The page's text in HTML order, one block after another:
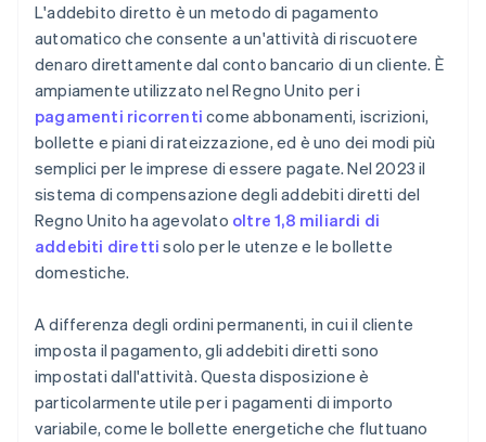
Affitto di immobili
Servizi per salute e benessere
Organizzazioni benefiche e non profit
Servizi finanziari
Compagnie assicurative
Rivenditori che offrono piani di rateizzazione
Servizi B2B
Investi in un fornitore di servizi di pagamento
affidabile
Garantisci la conformità alle regole Bacs
Proteggi i dati dei clienti
Predisponi una procedura per rimborsi e
contestazioni
Comunica in modo chiaro e proattivo
Sii flessibile con i clienti
L'addebito diretto è un metodo di pagamento
automatico che consente a un'attività di riscuotere
denaro direttamente dal conto bancario di un cliente. È
ampiamente utilizzato nel Regno Unito per i
pagamenti ricorrenti come abbonamenti, iscrizioni,
bollette e piani di rateizzazione, ed è uno dei modi più
semplici per le imprese di essere pagate. Nel 2023 il
sistema di compensazione degli addebiti diretti del
Regno Unito ha agevolato oltre 1,8 miliardi di
addebiti diretti solo per le utenze e le bollette
domestiche.
A differenza degli ordini permanenti, in cui il cliente
imposta il pagamento, gli addebiti diretti sono
impostati dall'attività. Questa disposizione è
particolarmente utile per i pagamenti di importo
variabile, come le bollette energetiche che fluttuano